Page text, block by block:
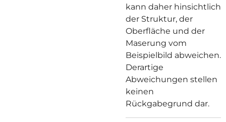
kann daher hinsichtlich
der Struktur, der
Oberfläche und der
Maserung vom
Beispielbild abweichen.
Derartige
Abweichungen stellen
keinen
Rückgabegrund dar.